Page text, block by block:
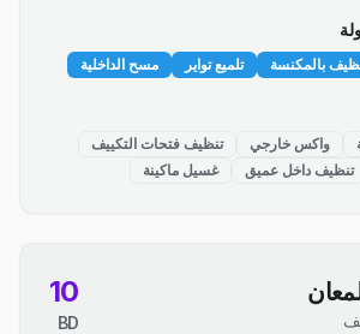
بالمكنسة تلميع تواير مسح الداخلية
واكس خارجي
تنظيف فتحات التكييف
تنظيف داخل عميق غسيل ماكينة
10
BD